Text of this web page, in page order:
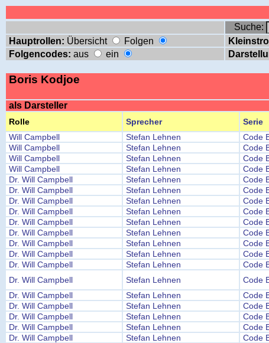
Suche:
Hauptrollen: Übersicht Folgen
Folgencodes: aus ein
Boris Kodjoe
als Darsteller
Rolle Sprecher Serie
Will Campbell
Stefan Lehnen Code
Will Campbell
Stefan Lehnen Code
Will Campbell
Stefan Lehnen Code
Will Campbell
Stefan Lehnen Code
Dr. Will Campbell
Stefan Lehnen Code
Dr. Will Campbell
Stefan Lehnen Code
Dr. Will Campbell
Stefan Lehnen Code
Dr. Will Campbell
Stefan Lehnen Code
Dr. Will Campbell
Stefan Lehnen Code
Dr. Will Campbell
Stefan Lehnen Code
Dr. Will Campbell
Stefan Lehnen Code
Dr. Will Campbell
Stefan Lehnen Code
Dr. Will Campbell
Stefan Lehnen Code
Dr. Will Campbell
Stefan Lehnen Code
Dr. Will Campbell
Stefan Lehnen Code
Dr. Will Campbell
Stefan Lehnen Code
Dr. Will Campbell
Stefan Lehnen Code
Dr. Will Campbell
Stefan Lehnen Code
Dr. Will Campbell
Stefan Lehnen Code